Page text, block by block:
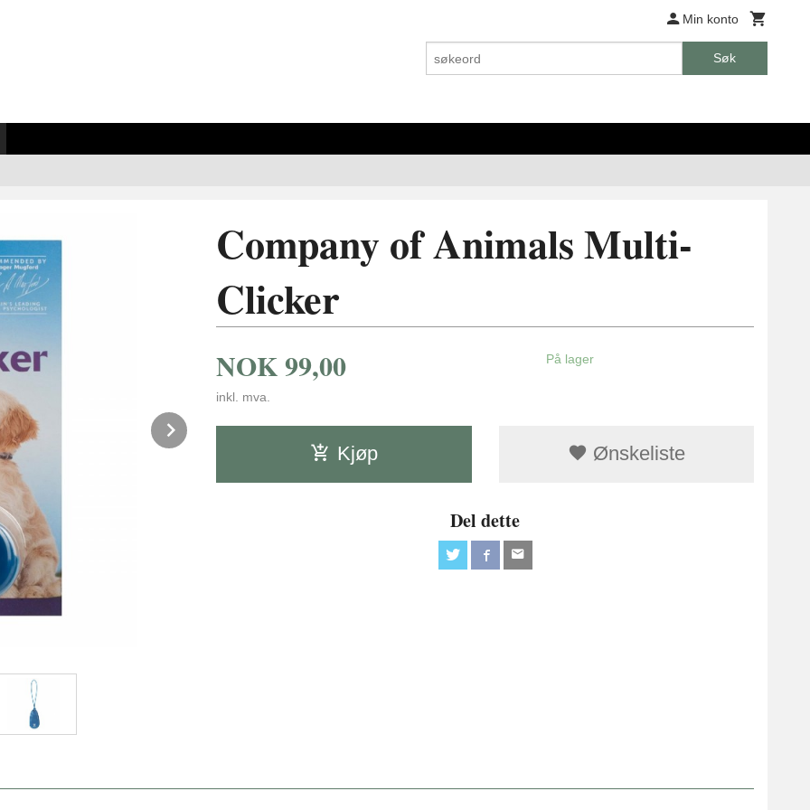
Min konto
Søk
Next
Company of Animals Multi-
Clicker
NOK99,00
inkl. mva.
På lager
Kjøp Ønskeliste
Del dette